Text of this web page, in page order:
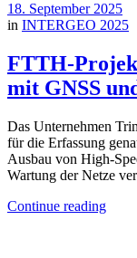
18. September 2025
in INTERGEO 2025
FTTH-
mit GNSS
Das Unternehmen
für die Erfassung
Ausbau von High-
Wartung der Netze
Continue reading